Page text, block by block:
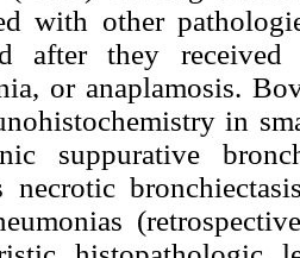
with other
after they
or anaplamosis.
in
suppurative
necrotic